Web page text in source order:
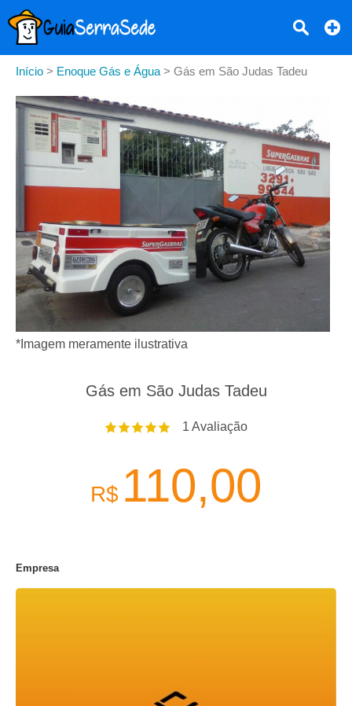
Início > Enoque Gás e Água > Gás em São Judas Tadeu
*Imagem meramente ilustrativa
Gás em São Judas Tadeu
1 Avaliação
R$ 110,00
Empresa